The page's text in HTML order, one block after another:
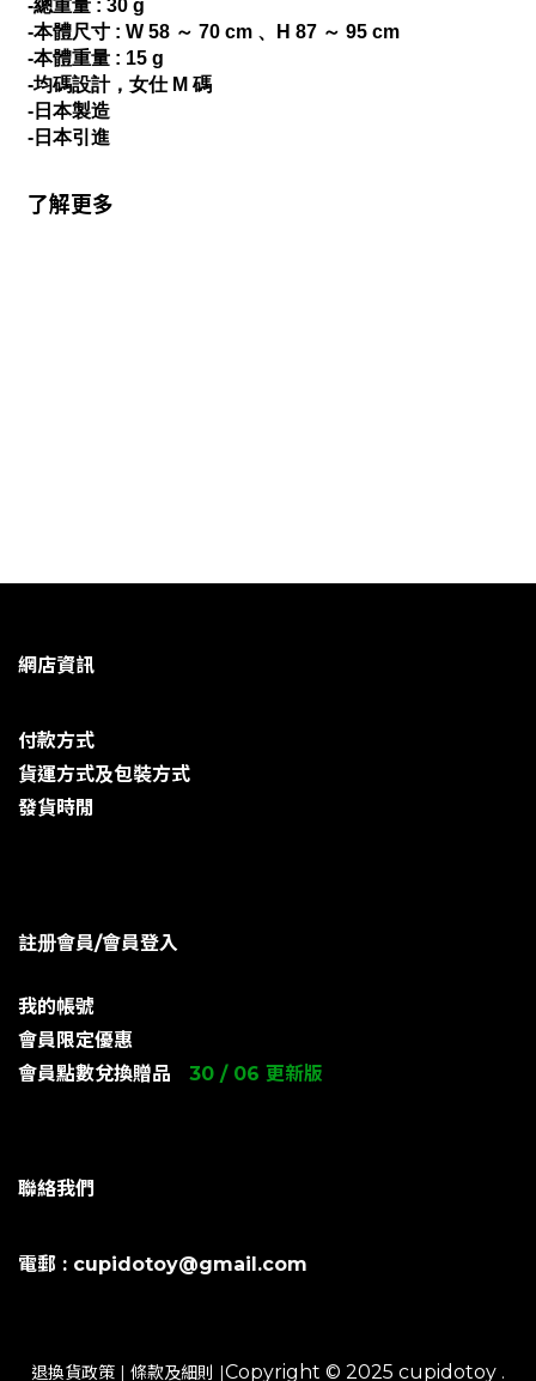
-總重量 : 30 g
-本體尺寸 : W 58 ～ 70 cm 、H 87 ～ 95 cm
-本體重量 : 15 g
-均碼設計，女仕 M 碼
-日本製造
-日本引進
了解更多
網店資訊
付款方式
貨運方式及包裝方式
發貨時閒
註册會員/會員登入
我的帳號
會員限定優惠
會員點數兌換贈品
30 / 06 更新版
聯絡我們
電郵 : cupidotoy@gmail.com
退換貨政策 | 條款及細則 |Copyright © 2025 cupidotoy .